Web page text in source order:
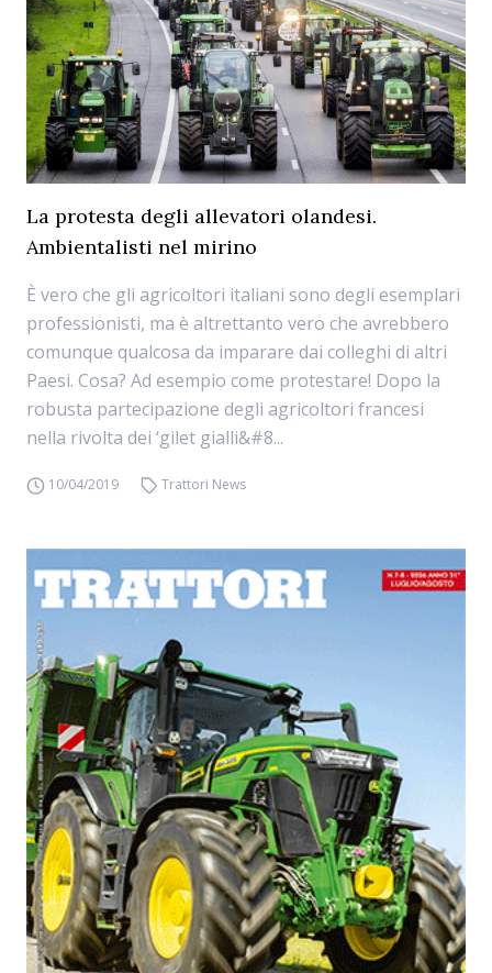
La protesta degli allevatori olandesi.
Ambientalisti nel mirino
È vero che gli agricoltori italiani sono degli esemplari
professionisti, ma è altrettanto vero che avrebbero
comunque qualcosa da imparare dai colleghi di altri
Paesi. Cosa? Ad esempio come protestare! Dopo la
robusta partecipazione degli agricoltori francesi
nella rivolta dei ‘gilet gialli&#8...
10/04/2019 Trattori News